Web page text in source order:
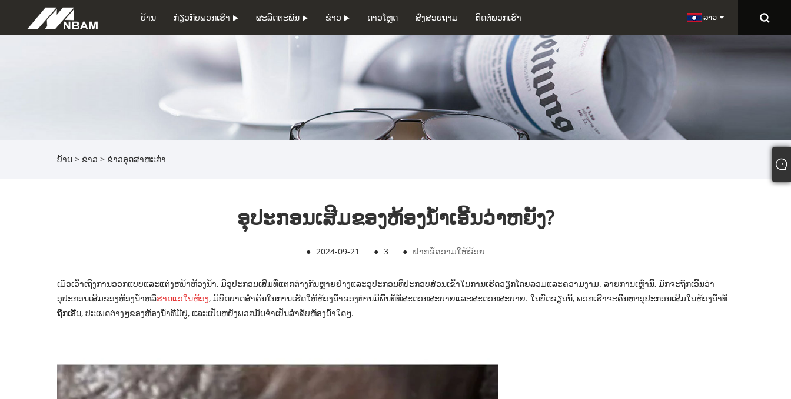
ບ້ານ ກ່ຽວ​ກັບ​ພວກ​ເຮົາ ຜະລິດຕະພັນ ຂ່າວ ດາວໂຫຼດ ສົ່ງສອບຖາມ ຕິດຕໍ່ພວກເຮົາ ລາວ
ບ້ານ > ຂ່າວ > ຂ່າວອຸດສາຫະກໍາ
ອຸປະກອນເສີມຂອງຫ້ອງນ້ໍາເອີ້ນວ່າຫຍັງ?
● 2024-09-21 ● 3 ● ຝາກຂໍ້ຄວາມໃຫ້ຂ້ອຍ
ເມື່ອເວົ້າເຖິງການອອກແບບແລະແຕ່ງຫນ້າຫ້ອງນ້ໍາ, ມີອຸປະກອນເສີມທີ່ແຕກຕ່າງກັນຫຼາຍຢ່າງແລະອຸປະກອນທີ່ປະກອບສ່ວນເຂົ້າໃນການເຮັດວຽກໂດຍລວມແລະຄວາມງາມ. ລາຍການເຫຼົ່ານີ້, ມັກຈະຖືກເອີ້ນວ່າ
ອຸປະກອນເສີມຂອງຫ້ອງນ້ໍາຫລືຮາດແວໃນຫ້ອງ, ມີບົດບາດສໍາຄັນໃນການເຮັດໃຫ້ຫ້ອງນ້ໍາຂອງທ່ານມີພື້ນທີ່ທີ່ສະດວກສະບາຍແລະສະດວກສະບາຍ. ໃນບົດຂຽນນີ້, ພວກເຮົາຈະຄົ້ນຫາອຸປະກອນເສີມໃນຫ້ອງນ້ໍາທີ່
ຖືກເອີ້ນ, ປະເພດຕ່າງໆຂອງຫ້ອງນ້ໍາທີ່ມີຢູ່, ແລະເປັນຫຍັງພວກມັນຈໍາເປັນສໍາລັບຫ້ອງນ້ໍາໃດໆ.